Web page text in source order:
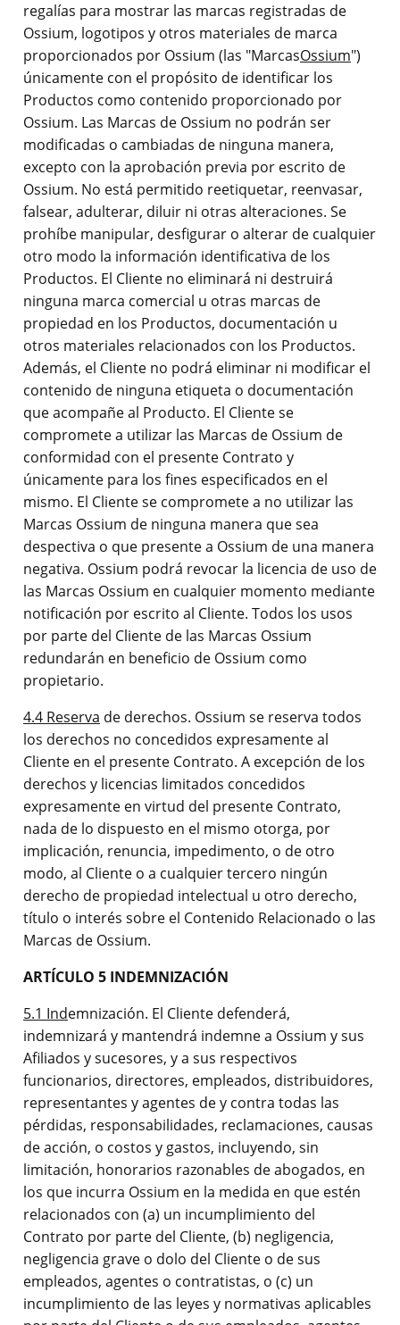
regalías para mostrar las marcas registradas de
Ossium, logotipos y otros materiales de marca
proporcionados por Ossium (las "MarcasOssium")
únicamente con el propósito de identificar los
Productos como contenido proporcionado por
Ossium. Las Marcas de Ossium no podrán ser
modificadas o cambiadas de ninguna manera,
excepto con la aprobación previa por escrito de
Ossium. No está permitido reetiquetar, reenvasar,
falsear, adulterar, diluir ni otras alteraciones. Se
prohíbe manipular, desfigurar o alterar de cualquier
otro modo la información identificativa de los
Productos. El Cliente no eliminará ni destruirá
ninguna marca comercial u otras marcas de
propiedad en los Productos, documentación u
otros materiales relacionados con los Productos.
Además, el Cliente no podrá eliminar ni modificar el
contenido de ninguna etiqueta o documentación
que acompañe al Producto. El Cliente se
compromete a utilizar las Marcas de Ossium de
conformidad con el presente Contrato y
únicamente para los fines especificados en el
mismo. El Cliente se compromete a no utilizar las
Marcas Ossium de ninguna manera que sea
despectiva o que presente a Ossium de una manera
negativa. Ossium podrá revocar la licencia de uso de
las Marcas Ossium en cualquier momento mediante
notificación por escrito al Cliente. Todos los usos
por parte del Cliente de las Marcas Ossium
redundarán en beneficio de Ossium como
propietario.
4.4 Reserva de derechos. Ossium se reserva todos
los derechos no concedidos expresamente al
Cliente en el presente Contrato. A excepción de los
derechos y licencias limitados concedidos
expresamente en virtud del presente Contrato,
nada de lo dispuesto en el mismo otorga, por
implicación, renuncia, impedimento, o de otro
modo, al Cliente o a cualquier tercero ningún
derecho de propiedad intelectual u otro derecho,
título o interés sobre el Contenido Relacionado o las
Marcas de Ossium.
ARTÍCULO 5 INDEMNIZACIÓN
5.1 Indemnización. El Cliente defenderá,
indemnizará y mantendrá indemne a Ossium y sus
Afiliados y sucesores, y a sus respectivos
funcionarios, directores, empleados, distribuidores,
representantes y agentes de y contra todas las
pérdidas, responsabilidades, reclamaciones, causas
de acción, o costos y gastos, incluyendo, sin
limitación, honorarios razonables de abogados, en
los que incurra Ossium en la medida en que estén
relacionados con (a) un incumplimiento del
Contrato por parte del Cliente, (b) negligencia,
negligencia grave o dolo del Cliente o de sus
empleados, agentes o contratistas, o (c) un
incumplimiento de las leyes y normativas aplicables